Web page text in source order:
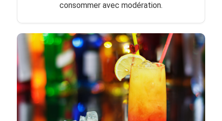
consommer avec modération.